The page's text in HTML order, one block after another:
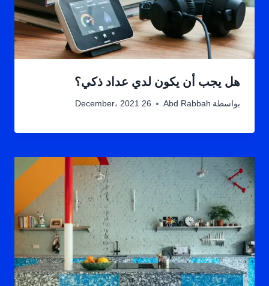
هل يجب أن يكون لدي عداد ذكي؟
بواسطة Abd Rabbah 26 December، 2021